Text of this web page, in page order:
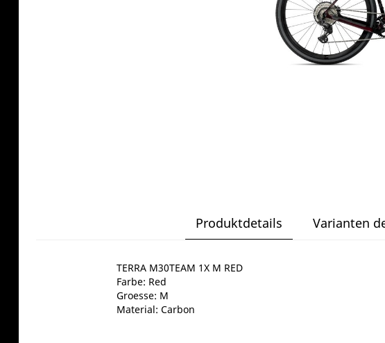
Produktdetails Varianten
TERRA M30TEAM 1X M RED
Farbe: Red
Groesse: M
Material: Carbon